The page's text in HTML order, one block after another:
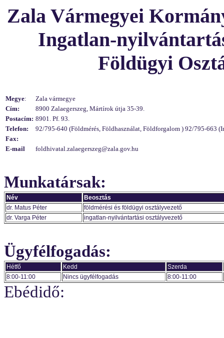
Zala Vármegyei
Ingatlan-
Földügyi
Megye:
Zala vármegye
Cím:
8900 Zalaegerszeg, Mártírok útja 35-39.
Postacím: 8901. Pf. 93.
Telefon:
92/795-640 (Földmérés, Földhasználat, Földforgalom ) 92/795-663
Fax:
E-mail
foldhivatal.zalaegerszeg@zala.gov.hu
Munkatársak:
Név
Beosztás
dr. Matus Péter
földmérési és földügyi osztályvezető
dr. Varga Péter
ingatlan-nyilvántartási osztályvezető
Ügyfélfogadás:
Hétfő Kedd
Szerda
8:00-11:00
Nincs ügyfélfogadás 8:00-11:00
Ebédidő: